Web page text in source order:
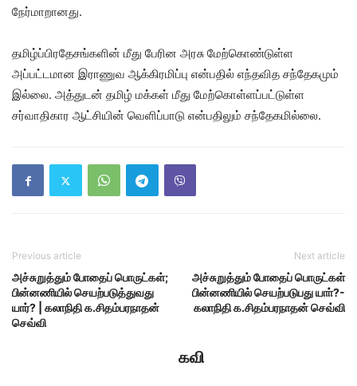
நேர்மாறானது.
தமிழ்ப்பிரதேசங்களின் மீது பேரின அரசு மேற்கொண்டுள்ள
அப்பட்டமான இராணுவ ஆக்கிரமிப்பு என்பதில் எந்தவித சந்தேகமும்
இல்லை. அத்துடன் தமிழ் மக்கள் மீது மேற்கொள்ளப்பட்டுள்ள
சர்வாதிகார ஆட்சியின் வெளிப்பாடு என்பதிலும் சந்தேகமில்லை.
Previous article
அச்சுறுத்தும் போதைப் பொருட்கள்;
பின்னணியில் செயற்படுத்துவது
யார்? | கலாநிதி க.சிதம்பரநாதன்
செவ்வி
Next article
அச்சுறுத்தும் போதைப் பொருட்கள்
பின்னணியில் செயற்படுபது யாா்?-
கலாநிதி க.சிதம்பரநாதன் செவ்வி
கவி